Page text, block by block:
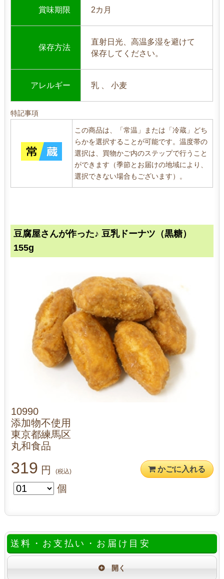
賞味期限 2カ月
保存方法
直射日光、高温多湿を避けて
保存してください。
アレルギー 乳 、 小麦
特記事項
この商品は、「常温」または「冷蔵」どち
らかを選択することが可能です。温度帯の
選択は、買物かご内のステップで行うこと
ができます（季節とお届けの地域により、
選択できない場合もございます）。
豆腐屋さんが作った♪ 豆乳ドーナツ（黒糖）
155g
10990
添加物不使用
東京都練馬区
丸和食品
319 円 (税込) かごに入れる
個
送料・お支払い・お届け目安